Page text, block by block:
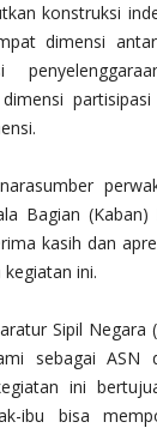
konstruksi
dimensi
Bagian (Kaban)
kasih dan
ini.
Sipil Negara
sebagai ASN
ini
ibu bisa